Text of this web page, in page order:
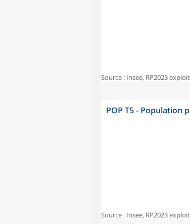
Source : Insee, RP2023
POP T5 - Population
Source : Insee, RP2023